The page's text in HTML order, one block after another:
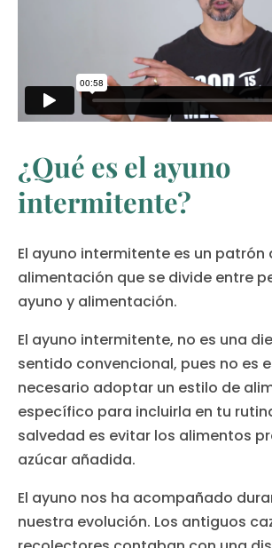
¿Qué es el ayuno
intermitente?
El ayuno intermitente es un patrón
alimentación que se divide entre
ayuno y alimentación.
El ayuno intermitente, no es una
sentido convencional, pues no es
necesario adoptar un estilo de
específico para incluirla en tu
salvedad es evitar los alimentos
azúcar añadida.
El ayuno nos ha acompañado
nuestra evolución. Los antiguos